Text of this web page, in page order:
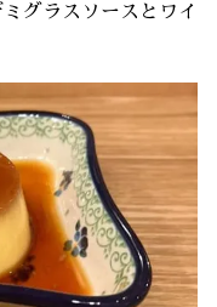
グラスソースとワイ